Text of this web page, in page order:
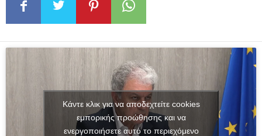
Κάντε κλικ για να αποδεχτείτε cookies
εμπορικής προώθησης και να
ενεργοποιήσετε αυτό το περιεχόμενο